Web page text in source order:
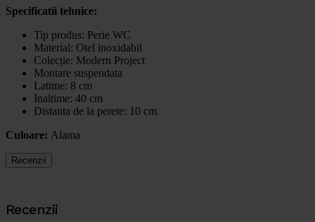
Specificatii tehnice:
Tip produs: Perie WC
Material: Otel inoxidabil
Colecție: Modern Project
Montare suspendata
Latime: 8 cm
Inaltime: 40 cm
Distanta de la perete: 10 cm
Culoare: Alama
Recenzii
Recenzii